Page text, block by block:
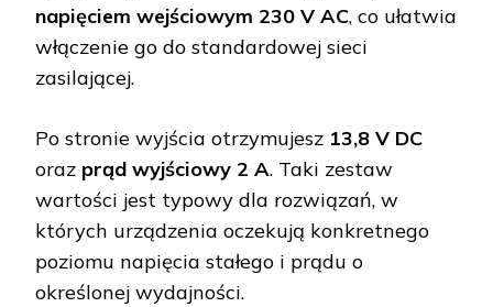
napięciem wejściowym 230 V AC, co ułatwia
włączenie go do standardowej sieci
zasilającej.
Po stronie wyjścia otrzymujesz 13,8 V DC
oraz prąd wyjściowy 2 A. Taki zestaw
wartości jest typowy dla rozwiązań, w
których urządzenia oczekują konkretnego
poziomu napięcia stałego i prądu o
określonej wydajności.